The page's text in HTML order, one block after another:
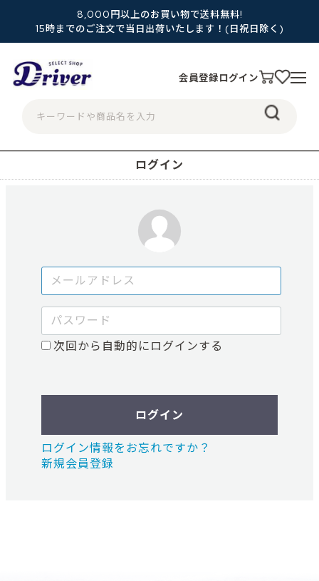
8,000円以上のお買い物で送料無料!
15時までのご注文で当日出荷いたします！(日祝日除く)
会員登録ログイン
ログイン
次回から自動的にログインする
ログイン
ログイン情報をお忘れですか？
新規会員登録